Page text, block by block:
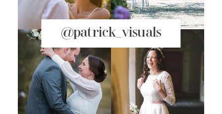
@patrick_visuals